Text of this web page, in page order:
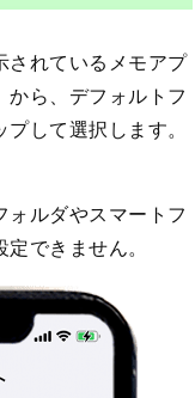
されているメモアプ
から、デフォルトフ
して選択します。
ルダやスマートフ
できません。